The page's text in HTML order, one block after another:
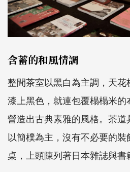
含蓄的和風情調
整間茶室以黑白為主調，天
漆上黑色，就連包覆榻榻米的
營造出古典素雅的風格。茶
以簡樸為主，沒有不必要的
桌，上頭陳列著日本雜誌與書